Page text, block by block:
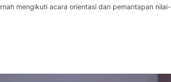
mengikuti acara orientasi dan pemantapan nilai-